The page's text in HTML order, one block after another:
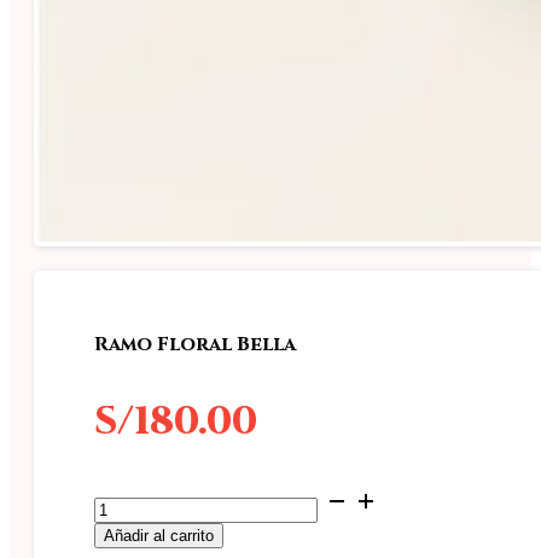
Ramo Floral Bella
S/180.00
Ramo
Floral
Bella
Añadir al carrito